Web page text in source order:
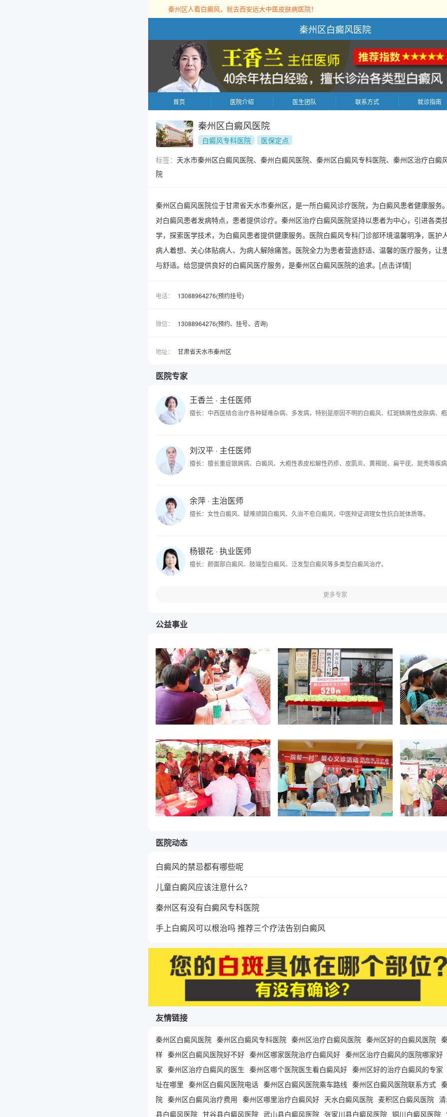
秦州区人看白癜风，就去西安远大中医皮肤病医院！
秦州区白癜风医院
首页 医院介绍 医生团队 联系方式 就诊指南
秦州区白癜风医院
白癜风专科医院
医保定点
标签： 天水市秦州区白癜风医院、秦州白癜风医院、秦州区白癜风专科医院、秦州区治疗白癜
院
秦州区白癜风医院位于甘肃省天水市秦州区，是一所白癜风诊疗医院，为白癜风患者健康服务
对白癜风患者发病特点，患者提供诊疗。秦州区治疗白癜风医院坚持以患者为中心，引进各类
学，探索医学技术，为白癜风患者提供健康服务。医院白癜风专科门诊部环境温馨明净，医护
病人着想、关心体贴病人、为病人解除痛苦。医院全力为患者营造舒适、温馨的医疗服务，让
与舒适。给您提供良好的白癜风医疗服务，是秦州区白癜风医院的追求。 [点击详情]
电话： 13088964276(预约挂号)
微信： 13088964276(预约、挂号、咨询)
地址： 甘肃省天水市秦州区
医院专家
王香兰 · 主任医师
擅长：中西医结合治疗各种疑难杂病、多发病，特别是原因不明的白癜风、红斑鳞屑性皮肤病、
刘汉平· 主任医师
擅长：擅长重症银屑病、白癜风、大疱性表皮松解性药疹、皮肌炎、黄褐斑、扁平疣、斑秃等疾
余萍· 主治医师
擅长：女性白癜风、疑难顽固白癜风、久治不愈白癜风，中医辩证调理女性抗白斑体质等。
杨银花· 执业医师
擅长：颜面部白癜风、肢端型白癜风、泛发型白癜风等多类型白癜风治疗。
更多专家
公益事业
医院动态
白癜风的禁忌都有哪些呢
儿童白癜风应该注意什么？
秦州区有没有白癜风专科医院
手上白癜风可以根治吗 推荐三个疗法告别白癜风
友情链接
秦州区白癜风医院 秦州区白癜风专科医院 秦州区治疗白癜风医院 秦州区好的白癜风医院
样 秦州区白癜风医院好不好 秦州区哪家医院治疗白癜风好 秦州区治疗白癜风的医院哪家好
家 秦州区治疗白癜风的医生 秦州区哪个医院医生看白癜风好 秦州区好的治疗白癜风的专家
址在哪里 秦州区白癜风医院电话 秦州区白癜风医院乘车路线 秦州区白癜风医院联系方式
院 秦州区白癜风治疗费用 秦州区哪里治疗白癜风好 天水白癜风医院 麦积区白癜风医院
县白癜风医院 甘谷县白癜风医院 武山县白癜风医院 张家川县白癜风医院 铜川白癜风医院